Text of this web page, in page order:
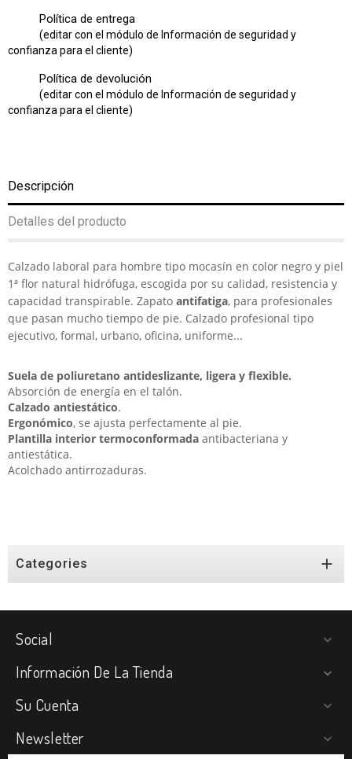
Política de entrega
(editar con el módulo de Información de seguridad y
confianza para el cliente)
Política de devolución
(editar con el módulo de Información de seguridad y
confianza para el cliente)
Descripción
Detalles del producto
Calzado laboral para hombre tipo mocasín en color negro y piel
1ª flor natural hidrófuga, escogida por su calidad, resistencia y
capacidad transpirable. Zapato antifatiga, para profesionales
que pasan mucho tiempo de pie. Calzado profesional tipo
ejecutivo, formal, urbano, oficina, uniforme...
Suela de poliuretano antideslizante, ligera y flexible.
Absorción de energía en el talón.
Calzado antiestático.
Ergonómico, se ajusta perfectamente al pie.
Plantilla interior termoconformada antibacteriana y
antiestática.
Acolchado antirrozaduras.
Categories 
Social 
Información De La Tienda 
Su Cuenta 
Newsletter 